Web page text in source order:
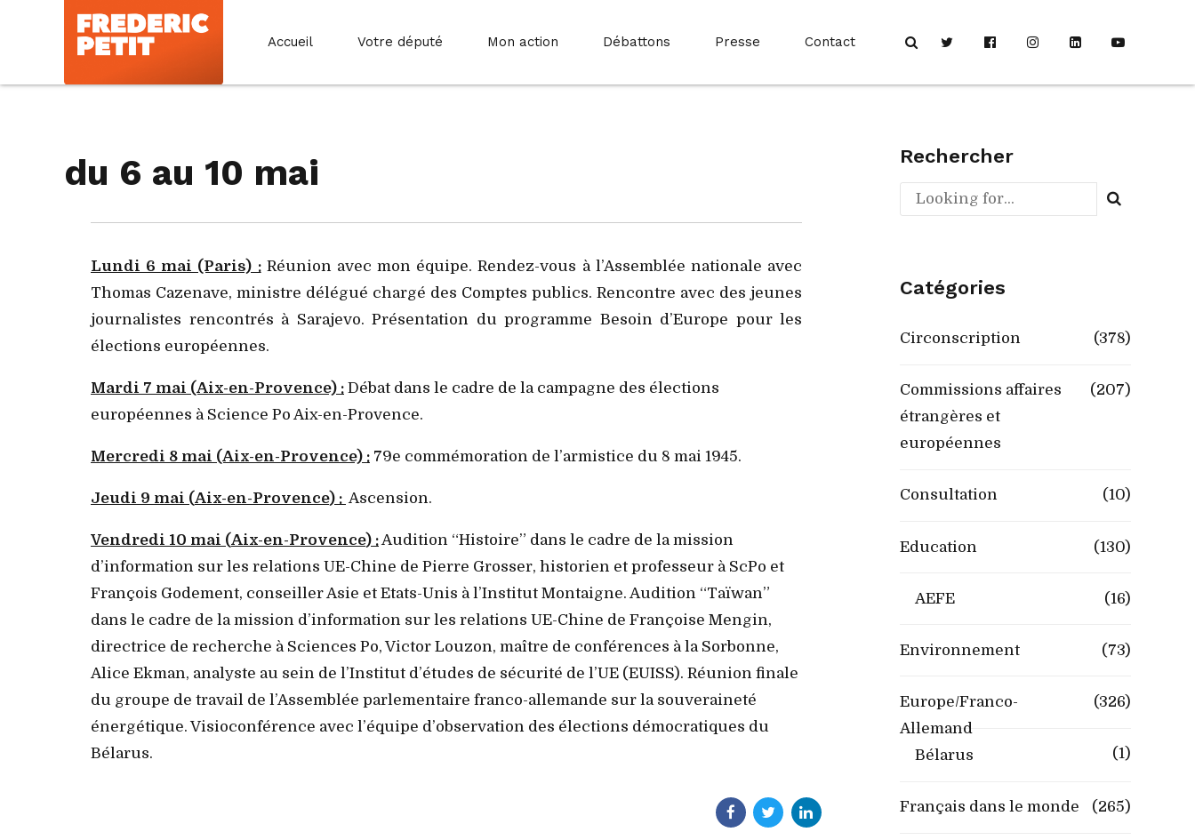
Accueil Votre député Mon action Débattons Presse Contact
du 6 au 10 mai
Lundi 6 mai (Paris) :Réunion avec mon équipe. Rendez-vous à l’Assemblée nationale avec
Thomas Cazenave, ministre délégué chargé des Comptes publics. Rencontre avec des jeunes
journalistes rencontrés à Sarajevo. Présentation du programme Besoin d’Europe pour les
élections européennes.
Mardi 7 mai (Aix-en-Provence) : Débat dans le cadre de la campagne des élections
européennes à Science Po Aix-en-Provence.
Mercredi 8 mai (Aix-en-Provence) : 79e commémoration de l’armistice du 8 mai 1945.
Jeudi 9 mai (Aix-en-Provence) : Ascension.
Vendredi 10 mai (Aix-en-Provence) :Audition “Histoire” dans le cadre de la mission
d’information sur les relations UE-Chine de Pierre Grosser, historien et professeur à ScPo et
François Godement, conseiller Asie et Etats-Unis à l’Institut Montaigne. Audition “Taïwan”
dans le cadre de la mission d’information sur les relations UE-Chine de Françoise Mengin,
directrice de recherche à Sciences Po, Victor Louzon, maître de conférences à la Sorbonne,
Alice Ekman, analyste au sein de l’Institut d’études de sécurité de l’UE (EUISS). Réunion finale
du groupe de travail de l’Assemblée parlementaire franco-allemande sur la souveraineté
énergétique. Visioconférence avec l’équipe d’observation des élections démocratiques du
Bélarus.
Rechercher
Catégories
Circonscription (378)
Commissions affaires
étrangères et
européennes
(207)
Consultation (10)
Education (130)
AEFE (16)
Environnement (73)
Europe/Franco-
Allemand
(326)
Bélarus (1)
Français dans le monde (265)